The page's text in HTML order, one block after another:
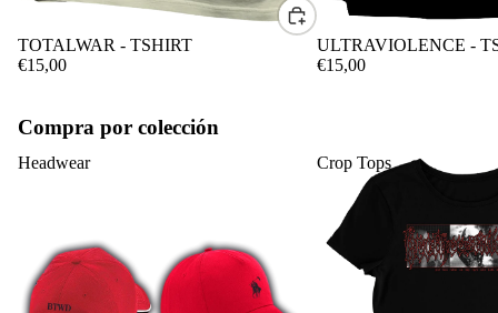
TOTALWAR - TSHIRT
€15,00
ULTRAVIOLENCE -
€15,00
Compra por colección
Headwear Crop Tops